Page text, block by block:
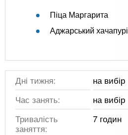
Піца Маргарита
Аджарський хачапурі
Дні тижня:
на вибір
Час занять:
на вибір
Тривалість
заняття:
7 годин